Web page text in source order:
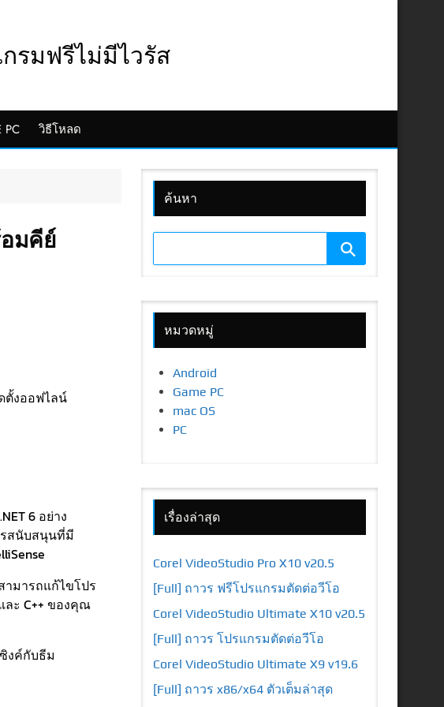
รมฟรีไม่มีไวรัส
PC วิธีโหลด
อมคีย์
ตั้งออฟไลน์
6 อย่าง
รสนับสนุนที่มี
มารถแก้ไขโปร
ละ C++ ของคุณ
งค์กับธีม
ค้นหา
หมวดหมู่
Android
Game PC
mac OS
PC
เรื่องล่าสุด
Corel VideoStudio Pro X10 v20.5
[Full] ถาวร ฟรีโปรแกรมตัดต่อวีโอ
Corel VideoStudio Ultimate X10 v20.5
[Full] ถาวร โปรแกรมตัดต่อวีโอ
Corel VideoStudio Ultimate X9 v19.6
[Full] ถาวร x86/x64 ตัวเต็มล่าสุด